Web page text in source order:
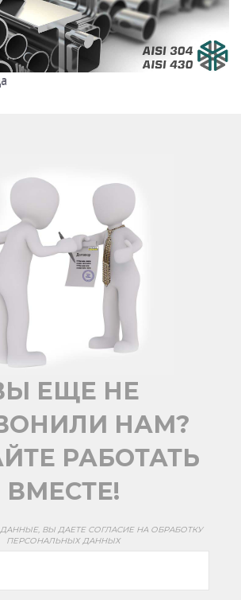
ЕЩЕ НЕ
НАМ?
РАБОТАТЬ
ВМЕСТЕ!
ВЫ ДАЕТЕ СОГЛАСИЕ НА ОБРАБОТКУ
ПЕРСОНАЛЬНЫХ ДАННЫХ